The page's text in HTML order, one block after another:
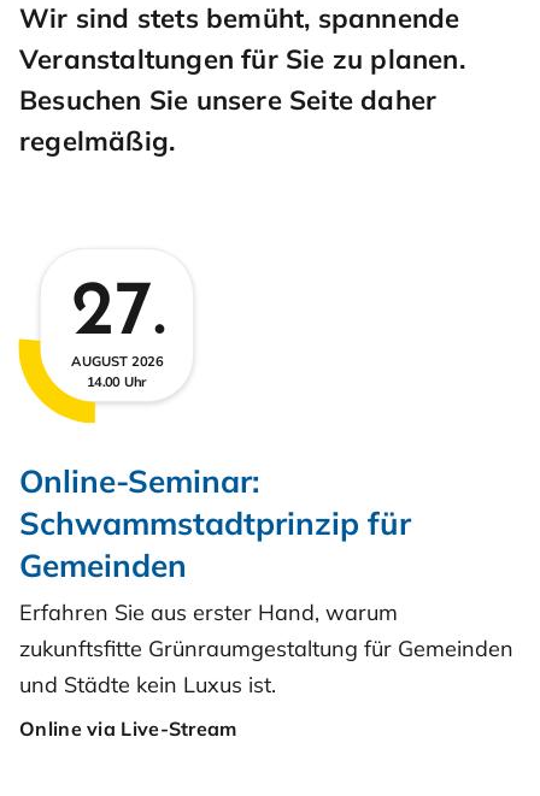
Wir sind stets bemüht, spannende
Veranstaltungen für Sie zu planen.
Besuchen Sie unsere Seite daher
regelmäßig.
27.
AUGUST 2026
14.00 Uhr
Online-Seminar:
Schwammstadtprinzip für
Gemeinden
Erfahren Sie aus erster Hand, warum
zukunftsfitte Grünraumgestaltung für Gemeinden
und Städte kein Luxus ist.
Online via Live-Stream